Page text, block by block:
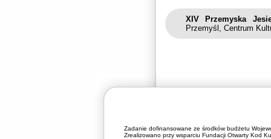
XIV Przemyska
Przemyśl, Centrum
Zadanie dofinansowane ze środków budżetu
Zrealizowano przy wsparciu Fundacji Otwarty Kod